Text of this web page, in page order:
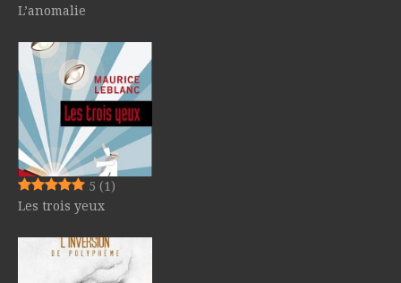
L’anomalie
5 (1)
Les trois yeux